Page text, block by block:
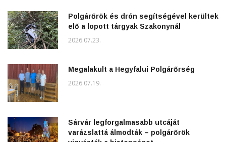
Polgárőrök és drón segítségével kerültek
elő a lopott tárgyak Szakonynál
2026.07.23.
Megalakult a Hegyfalui Polgárőrség
2026.07.19.
Sárvár legforgalmasabb utcáját
varázslattá álmodták – polgárőrök